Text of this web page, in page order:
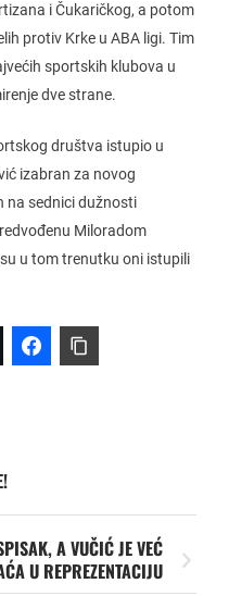
i Čukaričkog, a potom
protiv Krke u ABA ligi. Tim
sportskih klubova u
dve strane.
društva istupio u
izabran za novog
na sednici dužnosti
Miloradom
u tom trenutku oni istupili
A VUČIĆ JE VEĆ
U REPREZENTACIJU